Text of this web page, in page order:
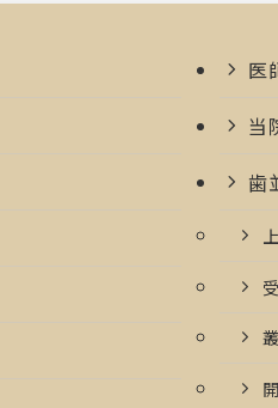
医
当
歯